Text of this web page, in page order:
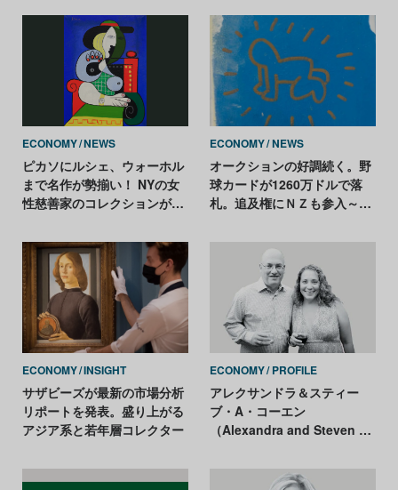
ECONOMY NEWS
ピカソにルシェ、ウォーホル
まで名作が勢揃い！ NYの女
性慈善家のコレクションがオ
ECONOMY NEWS
オークションの好調続く。野
球カードが1260万ドルで落
札。追及権にＮＺも参入～8
ECONOMY INSIGHT
サザビーズが最新の市場分析
リポートを発表。盛り上がる
アジア系と若年層コレクター
ECONOMY PROFILE
アレクサンドラ＆スティー
ブ・A・コーエン
（Alexandra and Steven A.